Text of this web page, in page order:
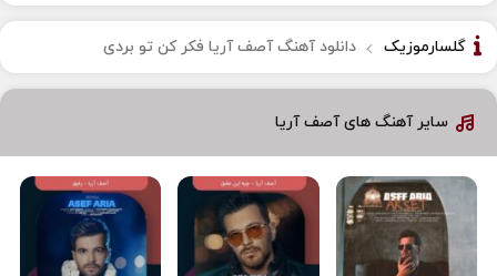
گلسارموزیک دانلود آهنگ آصف آریا فکر کن تو بردی
سایر آهنگ های آصف آریا